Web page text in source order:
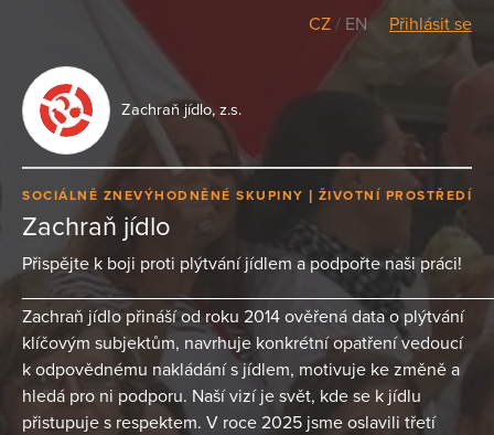
CZ / EN Přihlásit se
Zachraň jídlo, z.s.
SOCIÁLNĚ ZNEVÝHODNĚNÉ SKUPINY ŽIVOTNÍ PROSTŘEDÍ
Zachraň jídlo
Přispějte k boji proti plýtvání jídlem a podpořte naši práci!
Zachraň jídlo přináší od roku 2014 ověřená data o plýtvání
klíčovým subjektům, navrhuje konkrétní opatření vedoucí
k odpovědnému nakládání s jídlem, motivuje ke změně a
hledá pro ni podporu. Naší vizí je svět, kde se k jídlu
přistupuje s respektem. V roce 2025 jsme oslavili třetí